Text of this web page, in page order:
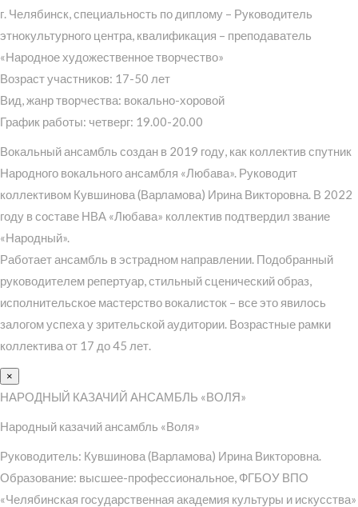
г. Челябинск, специальность по диплому – Руководитель
этнокультурного центра, квалификация – преподаватель
«Народное художественное творчество»
Возраст участников: 17-50 лет
Вид, жанр творчества: вокально-хоровой
График работы: четверг: 19.00-20.00
Вокальный ансамбль создан в 2019 году, как коллектив спутник
Народного вокального ансамбля «Любава». Руководит
коллективом Кувшинова (Варламова) Ирина Викторовна. В 2022
году в составе НВА «Любава» коллектив подтвердил звание
«Народный».
Работает ансамбль в эстрадном направлении. Подобранный
руководителем репертуар, стильный сценический образ,
исполнительское мастерство вокалисток – все это явилось
залогом успеха у зрительской аудитории. Возрастные рамки
коллектива от 17 до 45 лет.
×
НАРОДНЫЙ КАЗАЧИЙ АНСАМБЛЬ «ВОЛЯ»
Народный казачий ансамбль «Воля»
Руководитель: Кувшинова (Варламова) Ирина Викторовна.
Образование: высшее-профессиональное, ФГБОУ ВПО
«Челябинская государственная академия культуры и искусства»